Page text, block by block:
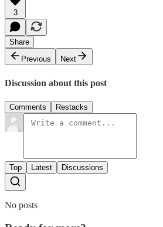
3
Share
Previous
Next
Discussion about this post
Comments Restacks
Top Latest Discussions
No posts